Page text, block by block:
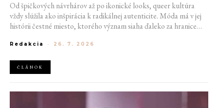
Od špičkových návrhárov až po ikonické looks, queer kultúra
vždy slúžila ako inšpirácia k radikálnej autenticite. Móda má v jej
histórii čestné miesto, ktorého význam siaha ďaleko za hranice
postihom a nebezpečenstvu, fungovalo práve oblečenie ako tichý
jeden druhého a vďaka veľkolepej ballroom scéne mali aj ľudia na
okraji spoločnosti priestor zažiariť na mólach. Ako sa queer
Redakcia - 26. 7. 2026
ČLÁNOK